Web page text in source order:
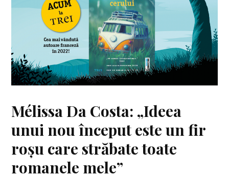
Mélissa Da Costa: „Ideea
unui nou început este un fir
roșu care străbate toate
romanele mele”